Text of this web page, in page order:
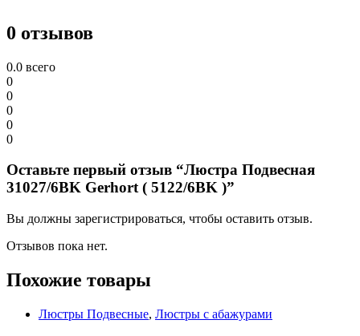
0 отзывов
0.0 всего
0
0
0
0
0
Оставьте первый отзыв “Люстра Подвесная
31027/6BK Gerhort ( 5122/6BK )”
Вы должны зарегистрироваться, чтобы оставить отзыв.
Отзывов пока нет.
Похожие товары
Люстры Подвесные, Люстры с абажурами